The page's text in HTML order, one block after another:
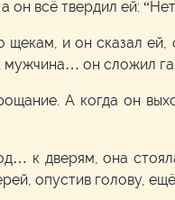
он всё твердил ей:
щекам, и он сказал
мужчина… он сложил
А когда он
к дверям, она
опустив голову,